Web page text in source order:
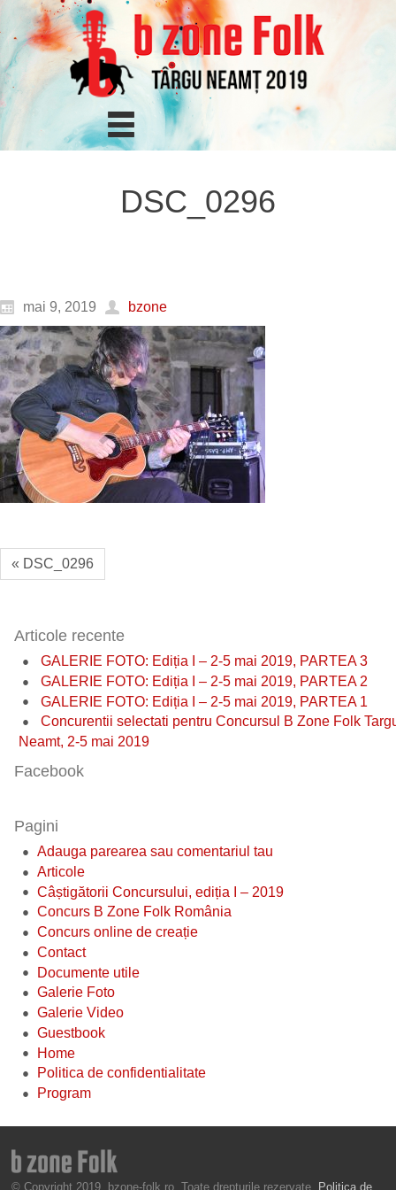
DSC_0296
mai 9, 2019 bzone
« DSC_0296
Articole recente
GALERIE FOTO: Ediția I – 2-5 mai 2019, PARTEA 3
GALERIE FOTO: Ediția I – 2-5 mai 2019, PARTEA 2
GALERIE FOTO: Ediția I – 2-5 mai 2019, PARTEA 1
Concurentii selectati pentru Concursul B Zone Folk
Neamt, 2-5 mai 2019
Facebook
Pagini
Adauga parearea sau comentariul tau
Articole
Câștigătorii Concursului, ediția I – 2019
Concurs B Zone Folk România
Concurs online de creație
Contact
Documente utile
Galerie Foto
Galerie Video
Guestbook
Home
Politica de confidentialitate
Program
© Copyright 2019, bzone-folk.ro. Toate drepturile rezervate. Politica de